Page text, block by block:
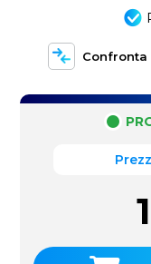
Confronta